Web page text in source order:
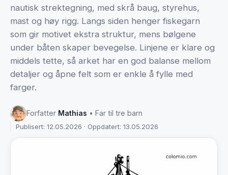
nautisk strektegning, med skrå baug, styrehus,
mast og høy rigg. Langs siden henger fiskegarn
som gir motivet ekstra struktur, mens bølgene
under båten skaper bevegelse. Linjene er klare og
middels tette, så arket har en god balanse mellom
detaljer og åpne felt som er enkle å fylle med
farger.
Forfatter Mathias • Far til tre barn
Publisert: 12.05.2026 · Oppdatert: 13.05.2026